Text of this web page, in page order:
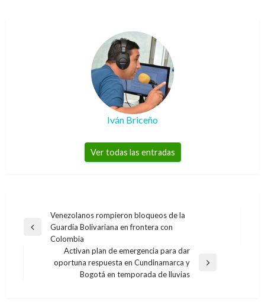
Iván Briceño
Ver todas las entradas
Navegación
de
entradas
Entrada
Venezolanos rompieron bloqueos de la
Guardia Bolivariana en frontera con
Colombia
Entrada
Activan plan de emergencia para dar
oportuna respuesta en Cundinamarca y
Bogotá en temporada de lluvias